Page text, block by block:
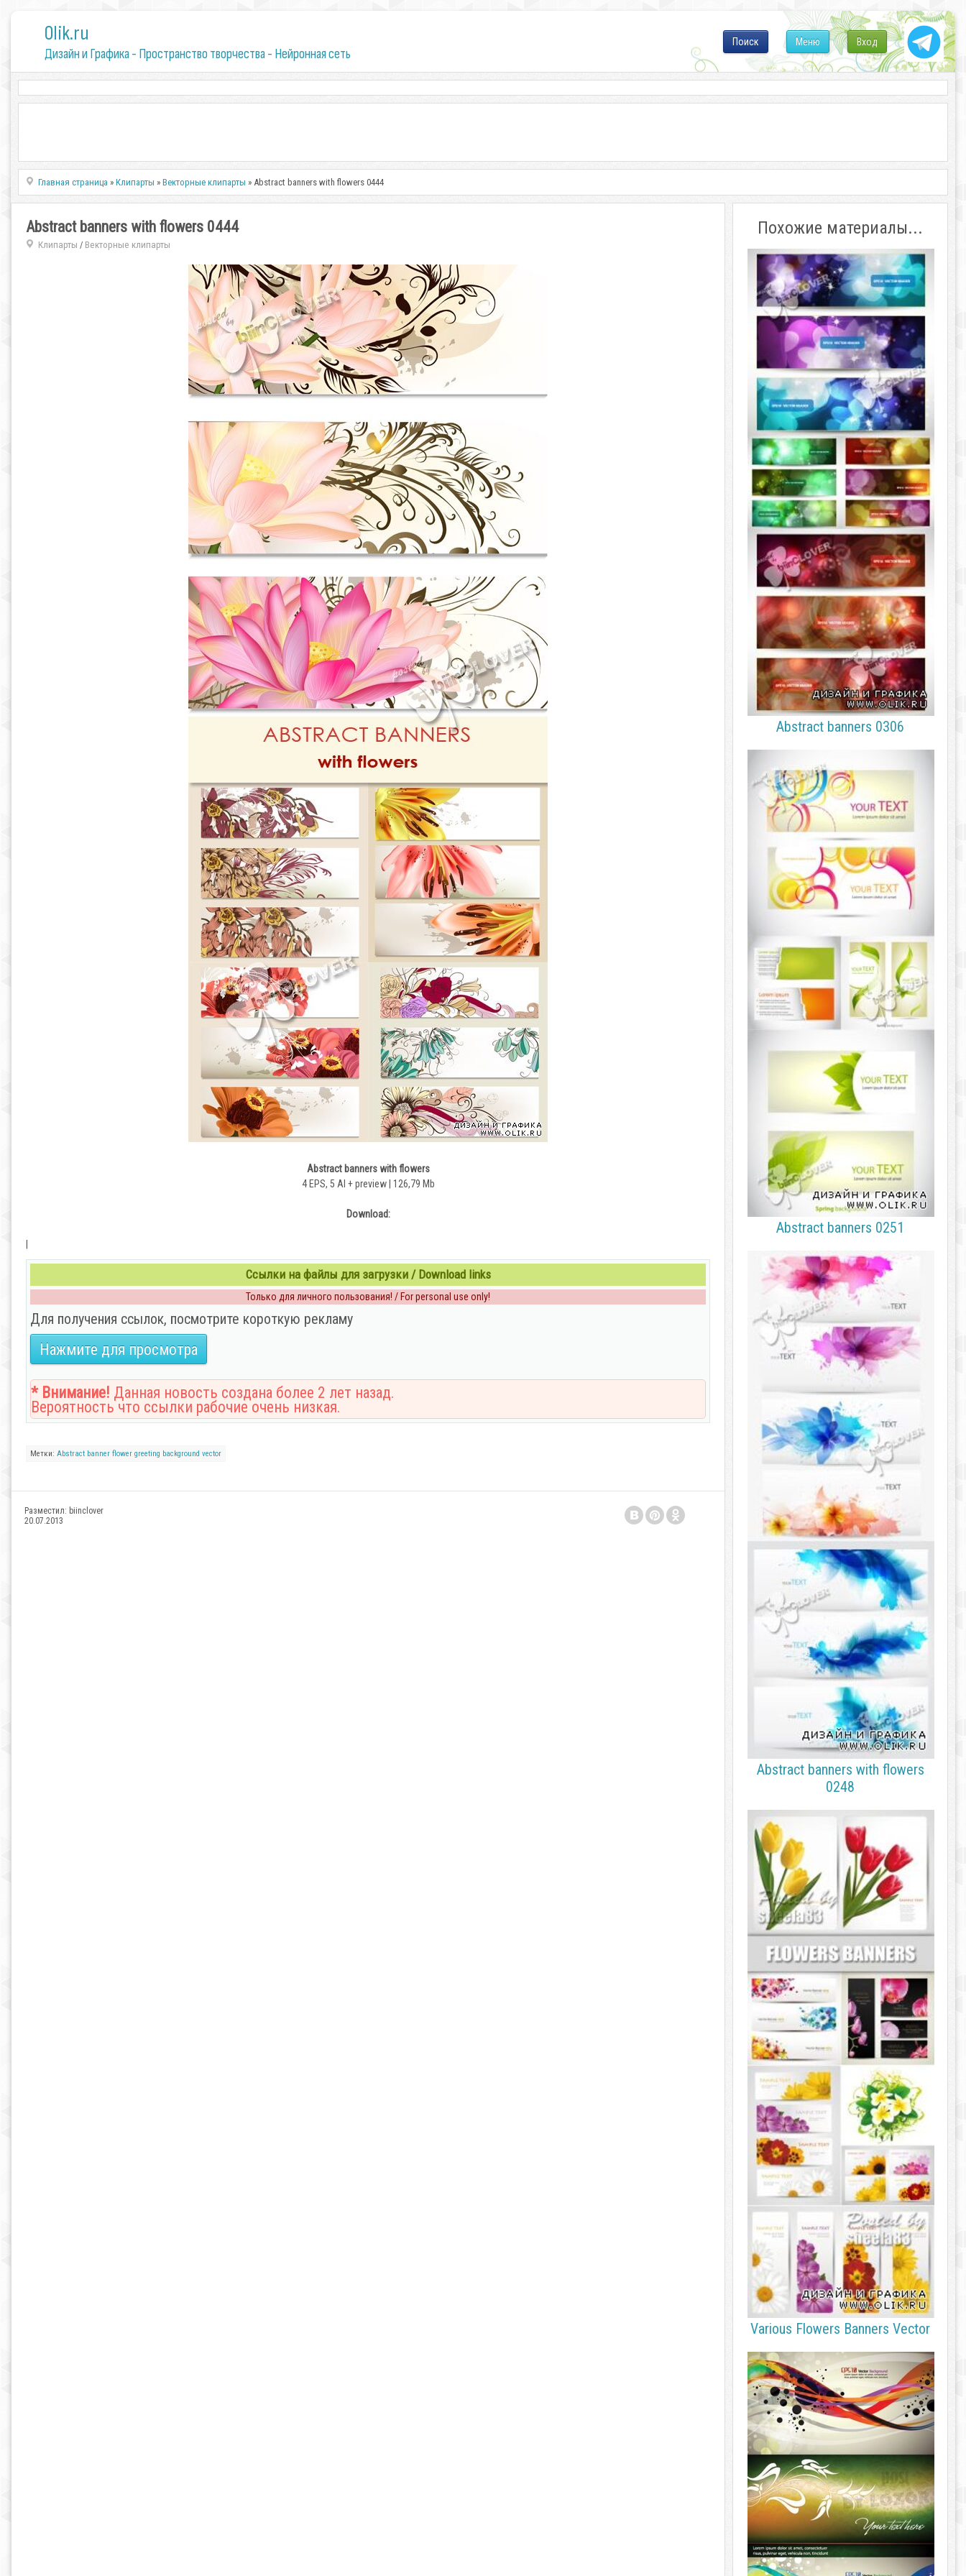
0lik.ru
Дизайн и Графика - Пространство творчества - Нейронная сеть
Вход
Меню
Поиск
Главная страница »Клипарты »Векторные клипарты » Abstract banners with flowers 0444
Abstract banners with flowers 0444
Клипарты / Векторные клипарты
Abstract banners with flowers
4 EPS, 5 AI + preview | 126,79 Mb
Download:
Ссылки на файлы для загрузки / Download links
Только для личного пользования! / For personal use only!
Для получения ссылок, посмотрите короткую рекламу
Нажмите для просмотра
* Внимание! Данная новость создана более 2 лет назад.
Вероятность что ссылки рабочие очень низкая.
Метки: Abstract banner flower greeting background vector
Разместил: biinclover
20.07.2013
Похожие материалы...
Abstract banners 0306
Abstract banners 0251
Abstract banners with flowers
0248
Various Flowers Banners Vector